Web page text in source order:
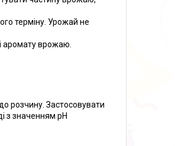
терміну. Урожай не
аромату врожаю.
розчину. Застосовувати
з значенням pH